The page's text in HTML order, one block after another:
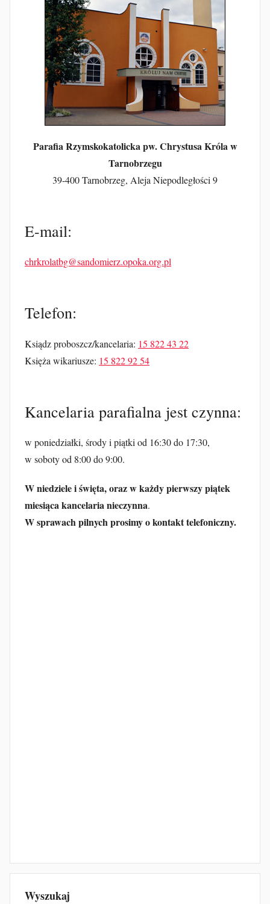
Parafia Rzymskokatolicka pw. Chrystusa Króla w
Tarnobrzegu
39-400 Tarnobrzeg, Aleja Niepodległości 9
E-mail:
chrkrolatbg@sandomierz.opoka.org.pl
Telefon:
Ksiądz proboszcz/kancelaria: 15 822 43 22
Księża wikariusze: 15 822 92 54
Kancelaria parafialna jest czynna:
w poniedziałki, środy i piątki od 16:30 do 17:30,
w soboty od 8:00 do 9:00.
W niedziele i święta, oraz w każdy pierwszy piątek
miesiąca kancelaria nieczynna.
W sprawach pilnych prosimy o kontakt telefoniczny.
Wyszukaj